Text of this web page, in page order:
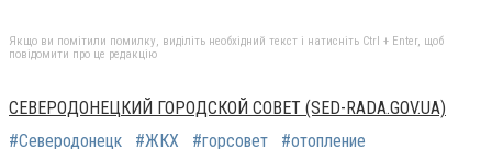
Якщо ви помітили помилку, виділіть необхідний текст і натисніть Ctrl + Enter, щоб
повідомити про це редакцію
СЕВЕРОДОНЕЦКИЙ ГОРОДСКОЙ СОВЕТ (SED-RADA.GOV.UA)
#Северодонецк
#ЖКХ #горсовет #отопление